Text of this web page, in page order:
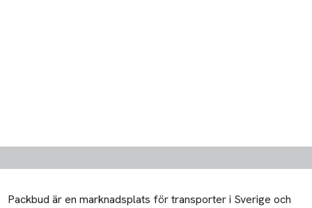
Packbud är en marknadsplats för transporter i Sverige och